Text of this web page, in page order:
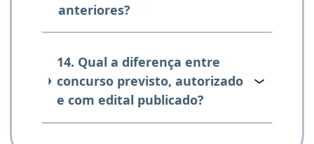
anteriores?
14. Qual a diferença entre
concurso previsto, autorizado
e com edital publicado?